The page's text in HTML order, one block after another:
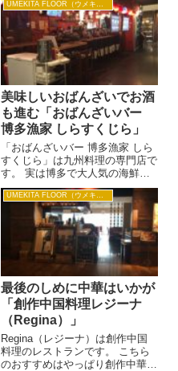
旬のものが仕入れられているの
で、日本酒片手にちびちびとやり
たいですね。 日本酒片手に女
子...
UMEKITA FLOOR（ウメキタフロア）
美味しいおばんざいでお酒
も進む「おばんざいバー
博多漁家 しらすくじら」
「おばんざいバー 博多漁家 しら
すくじら」は九州料理の専門店で
す。 実は博多で大人気の海鮮炉
端「磯貝」の姉妹店だけあって、
魚の旨い店としても人気です。
ちなみに「磯貝」はグランフロン
ト南館の7階にあるんですよ。 人
気はやっぱり博多料理。 「...
UMEKITA FLOOR（ウメキタフロア）
最後のしめに中華はいかが
「創作中国料理レジーナ
（Regina）」
Regina（レジーナ）は創作中国
料理のレストランです。 こちら
のおすすめはやっぱり創作中華、